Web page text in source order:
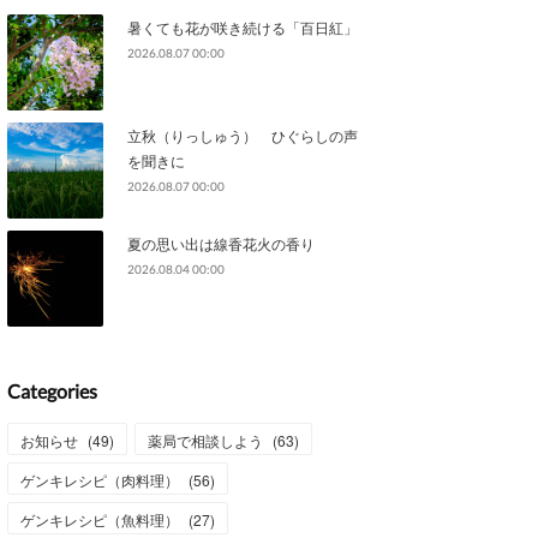
暑くても花が咲き続ける「百日紅」
2026.08.07 00:00
立秋（りっしゅう） ひぐらしの声
を聞きに
2026.08.07 00:00
夏の思い出は線香花火の香り
2026.08.04 00:00
Categories
お知らせ (49) 薬局で相談しよう (63)
ゲンキレシピ（肉料理）
(56)
ゲンキレシピ（魚料理）
(27)